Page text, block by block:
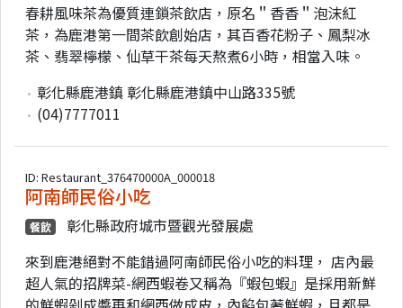
春耕風味茶為優質連鎖茶飲店，原名＂香香＂泡沫紅
茶，為鹿港第一間茶飲創始店，其百香花粉子、鳳梨冰
茶、翡翠檸檬、仙草干茶每天熬煮6小時，相當入味。
彰化縣鹿港鎮 彰化縣鹿港鎮中山路335號
(04)7777011
ID: Restaurant_376470000A_000018
阿南師民俗小吃
餐飲
彰化縣政府城市暨觀光發展處
來到鹿港絕對不能錯過阿南師民俗小吃的料理， 店內最
超人氣的招牌菜-網西蝦卷又稱為『蝦包蝦』是採用新鮮